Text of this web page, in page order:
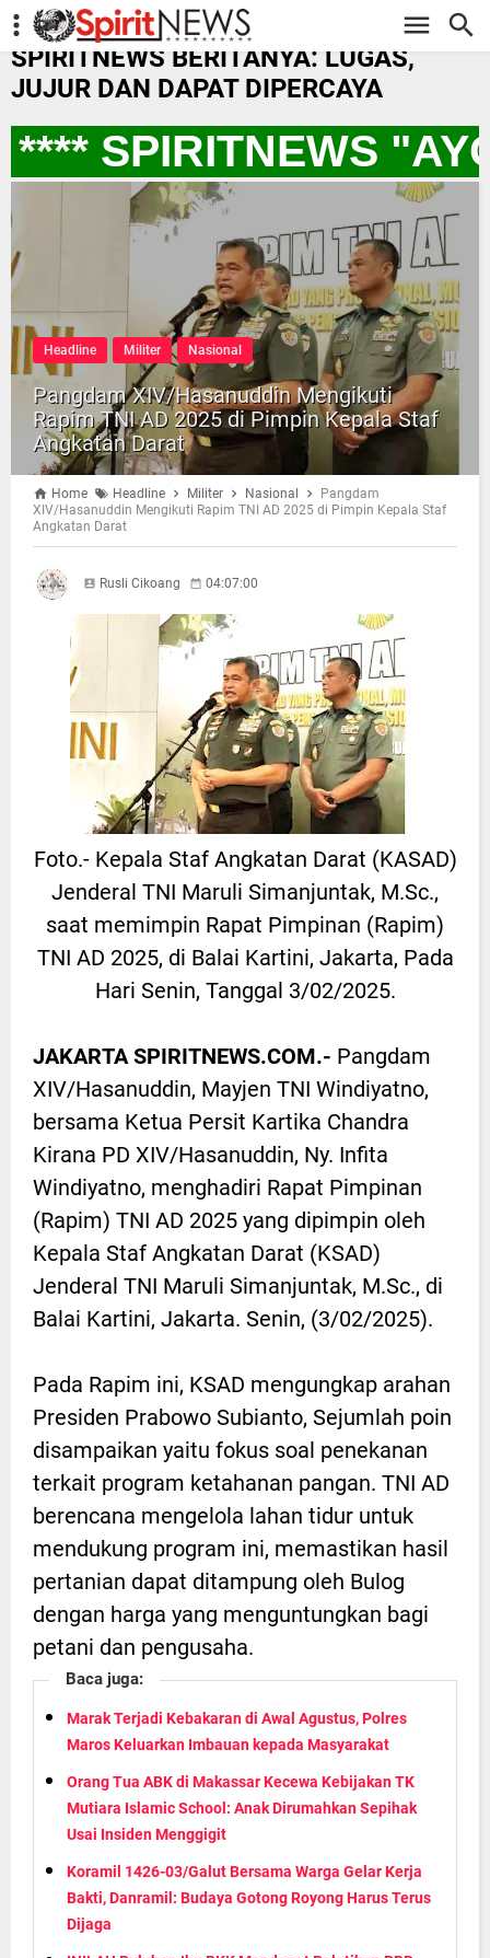
-->
SPIRITNEWS BERITANYA: LUGAS,
JUJUR DAN DAPAT DIPERCAYA
SPIRITNEWS "AYO
Headline Militer Nasional
Pangdam XIV/Hasanuddin Mengikuti
Rapim TNI AD 2025 di Pimpin Kepala Staf
Angkatan Darat
Home Headline Militer Nasional
Pangdam
XIV/Hasanuddin Mengikuti Rapim TNI AD 2025 di Pimpin Kepala Staf
Angkatan Darat
Rusli Cikoang 04:07:00
Foto.- Kepala Staf Angkatan Darat (KASAD)
Jenderal TNI Maruli Simanjuntak, M.Sc.,
saat memimpin Rapat Pimpinan (Rapim)
TNI AD 2025, di Balai Kartini, Jakarta, Pada
Hari Senin, Tanggal 3/02/2025.
JAKARTA SPIRITNEWS.COM.- Pangdam
XIV/Hasanuddin, Mayjen TNI Windiyatno,
bersama Ketua Persit Kartika Chandra
Kirana PD XIV/Hasanuddin, Ny. Infita
Windiyatno, menghadiri Rapat Pimpinan
(Rapim) TNI AD 2025 yang dipimpin oleh
Kepala Staf Angkatan Darat (KSAD)
Jenderal TNI Maruli Simanjuntak, M.Sc., di
Balai Kartini, Jakarta. Senin, (3/02/2025).
Pada Rapim ini, KSAD mengungkap arahan
Presiden Prabowo Subianto, Sejumlah poin
disampaikan yaitu fokus soal penekanan
terkait program ketahanan pangan. TNI AD
berencana mengelola lahan tidur untuk
mendukung program ini, memastikan hasil
pertanian dapat ditampung oleh Bulog
dengan harga yang menguntungkan bagi
petani dan pengusaha.
Baca juga:
Marak Terjadi Kebakaran di Awal Agustus, Polres
Maros Keluarkan Imbauan kepada Masyarakat
Orang Tua ABK di Makassar Kecewa Kebijakan TK
Mutiara Islamic School: Anak Dirumahkan Sepihak
Usai Insiden Menggigit
Koramil 1426-03/Galut Bersama Warga Gelar Kerja
Bakti, Danramil: Budaya Gotong Royong Harus Terus
Dijaga